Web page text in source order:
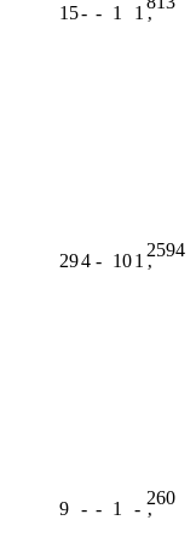
15- - 1 1
ʼ
294 - 101
2594
ʼ
9 - - 1 -
260
ʼ